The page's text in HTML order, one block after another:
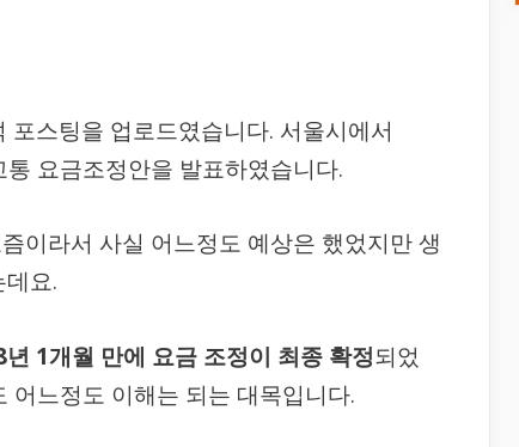
스팅을 업로드였습니다. 서울시에서
요금조정안을 발표하였습니다.
이라서 사실 어느정도 예상은 했었지만 생
요.
1개월 만에 요금 조정이 최종 확정되었
어느정도 이해는 되는 대목입니다.